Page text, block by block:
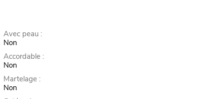
Avec peau :
Non
Accordable :
Non
Martelage :
Non